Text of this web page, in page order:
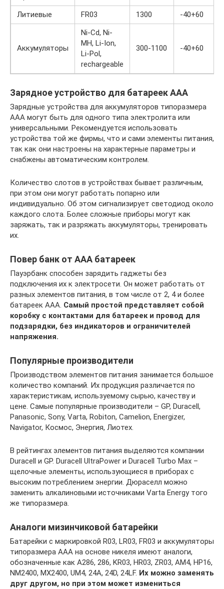
Литиевые
FR03 1300 -40+60
Аккумуляторы
Ni-Cd, Ni-
MH, Li-Ion,
Li-Pol,
rechargeable
300-1100 -40+60
Зарядное устройство для батареек ААА
Зарядные устройства для аккумуляторов типоразмера
ААА могут быть для одного типа электролита или
универсальными. Рекомендуется использовать
устройства той же фирмы, что и сами элементы питания,
так как они настроены на характерные параметры и
снабжены автоматическим контролем.
Количество слотов в устройствах бывает различным,
при этом они могут работать попарно или
индивидуально. Об этом сигнализирует светодиод около
каждого слота. Более сложные приборы могут как
заряжать, так и разряжать аккумуляторы, тренировать
их.
Повер банк от ААА батареек
Пауэрбанк способен зарядить гаджеты без
подключения их к электросети. Он может работать от
разных элементов питания, в том числе от 2, 4 и более
батареек ААА. Самый простой представляет собой
коробку с контактами для батареек и провод для
подзарядки, без индикаторов и ограничителей
напряжения.
Популярные производители
Производством элементов питания занимается большое
количество компаний. Их продукция различается по
характеристикам, используемому сырью, качеству и
цене. Самые популярные производители – GP, Duracell,
Panasonic, Sony, Varta, Robiton, Camelion, Energizer,
Navigator, Космос, Энергия, Лиотех.
В рейтингах элементов питания выделяются компании
Duracell и GP. Duracell UltraPower и Duracell Turbo Max –
щелочные элементы, использующиеся в приборах с
высоким потреблением энергии. Дюраселл можно
заменить алкалиновыми источниками Varta Energy того
же типоразмера.
Аналоги мизинчиковой батарейки
Батарейки с маркировкой R03, LR03, FR03 и аккумуляторы
типоразмера ААА на основе никеля имеют аналоги,
обозначенные как А286, 286, KR03, HR03, ZR03, AM4, HP16,
NM2400, MX2400, UM4, 24A, 24D, 24LF. Их можно заменять
друг другом, но при этом может измениться